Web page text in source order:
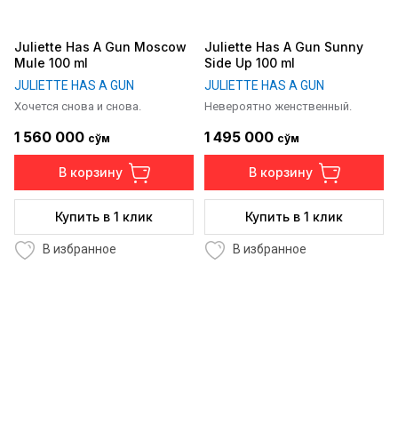
Juliette Has A Gun Moscow
Mule 100 ml
JULIETTE HAS A GUN
Хочется снова и снова.
1 560 000 сўм
В корзину
Купить в 1 клик
В избранное
Juliette Has A Gun Sunny
Side Up 100 ml
JULIETTE HAS A GUN
Невероятно женственный.
1 495 000 сўм
В корзину
Купить в 1 клик
В избранное